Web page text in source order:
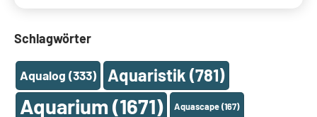
Schlagwörter
Aqualog (333) Aquaristik (781)
Aquarium (1671) Aquascape(167)